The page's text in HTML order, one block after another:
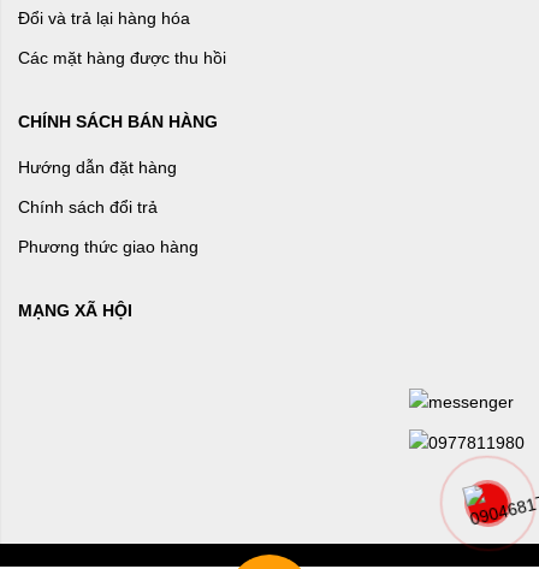
Đổi và trả lại hàng hóa
Các mặt hàng được thu hồi
CHÍNH SÁCH BÁN HÀNG
Hướng dẫn đặt hàng
Chính sách đổi trả
Phương thức giao hàng
MẠNG XÃ HỘI